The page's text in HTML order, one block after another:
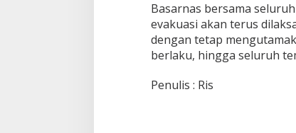
n
T
i
m
S
R
Basarnas bersama
evakuasi akan terus
dengan tetap
berlaku, hingga seluruh
Penulis : Ris